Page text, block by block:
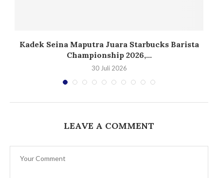
Kadek Seina Maputra Juara Starbucks Barista
Championship 2026,...
30 Juli 2026
LEAVE A COMMENT